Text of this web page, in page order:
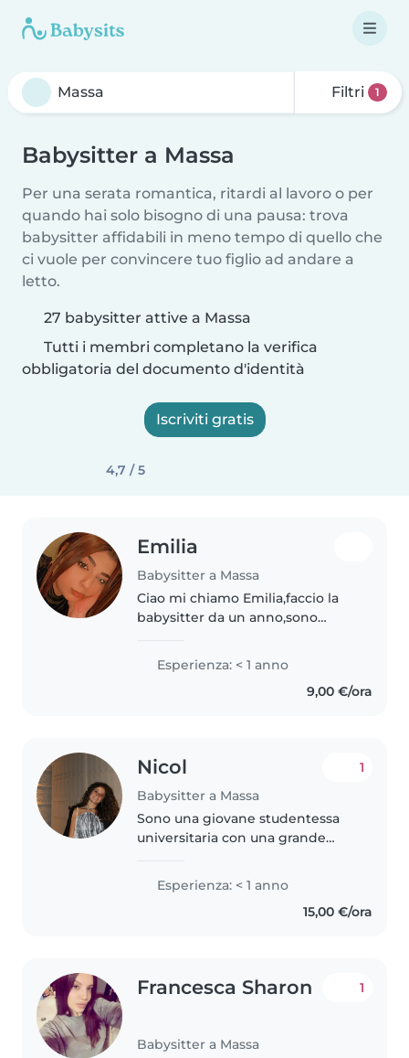
Filtri 1
Babysitter a Massa
Per una serata romantica, ritardi al lavoro o per
quando hai solo bisogno di una pausa: trova
babysitter affidabili in meno tempo di quello che
ci vuole per convincere tuo figlio ad andare a
letto.
27 babysitter attive a Massa
Tutti i membri completano la verifica
obbligatoria del documento d'identità
Iscriviti gratis
4,7 / 5
Emilia
Babysitter a Massa
Ciao mi chiamo Emilia,faccio la
babysitter da un anno,sono
a contattarmi per qualsiasi
informazione ho 19 anni e sono
una persona affidabile ho anche..
Esperienza: < 1 anno
9,00 €/ora
Nicol
Babysitter a Massa
1
Sono una giovane studentessa
universitaria con una grande
ottimi risultati e sto attualmente
frequentando il terzo anno..
Esperienza: < 1 anno
15,00 €/ora
Francesca Sharon
Babysitter a Massa
1